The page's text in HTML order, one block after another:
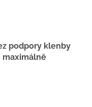
podpory klenby
maximálně